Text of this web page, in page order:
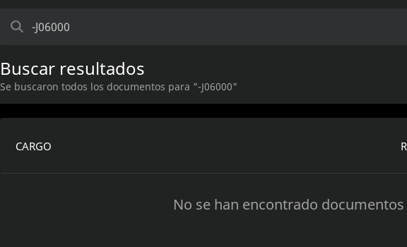
Buscar resultados
Se buscaron todos los documentos para "-J06000"
CARGO
No se han encontrado